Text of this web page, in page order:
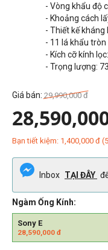
- Vòng khẩu độ
- Khoảng cách
- Thiết kế kháng
- 11 lá khẩu tròn
- Kích cỡ kính
- Trọng lượng:
Giá bán: 29,990,000 đ
Bạn tiết kiệm: 1,400,000 đ (5
Inbox TẠI ĐÂY
Ngàm Ống Kính:
Sony E
28,590,000 đ